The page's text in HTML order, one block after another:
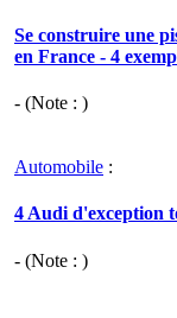
Se construire une
en France - 4
- (Note : )
Automobile :
4 Audi d'exception
- (Note : )